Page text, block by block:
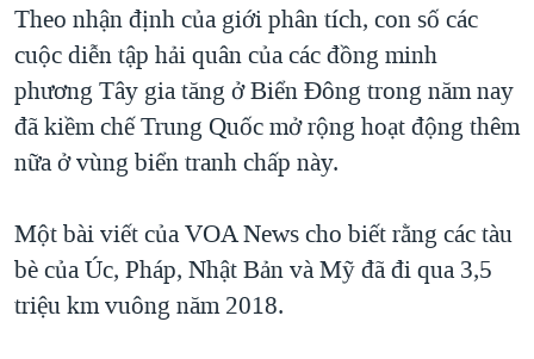
Theo nhận định của giới phân tích, con số các
cuộc diễn tập hải quân của các đồng minh
phương Tây gia tăng ở Biển Đông trong năm nay
đã kiềm chế Trung Quốc mở rộng hoạt động thêm
nữa ở vùng biển tranh chấp này.
Một bài viết của VOA News cho biết rằng các tàu
bè của Úc, Pháp, Nhật Bản và Mỹ đã đi qua 3,5
triệu km vuông năm 2018.